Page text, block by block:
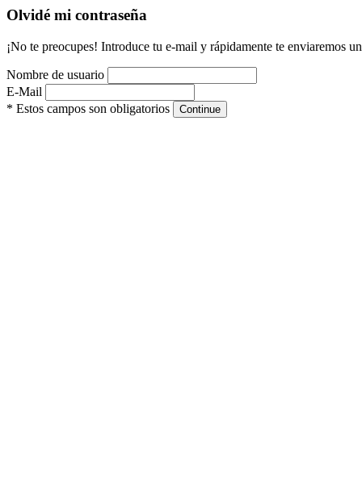
Olvidé mi contraseña
¡No te preocupes! Introduce tu e-mail y rápidamente te enviaremos
Nombre de usuario
E-Mail
* Estos campos son obligatorios
Continue